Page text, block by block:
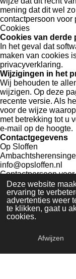
Deze website
ervaring te
advertenties weer
te klikken, gaat u
cookies.
Afwijzen
mening dat dit wel
contactpersoon voor
Cookies
Cookies van derde
In het geval dat
maken van cookies
privacyverklaring.
Wijzigingen in het
Wij behouden te
wijzigen. Op deze
recente versie. Als
voor de wijze
met betrekking tot u
e-mail op de hoogte.
Contactgegevens
Op Sloffen
info@opsloffen.nl
Contactpersoon
Hadewich de Jong-
Home-Webshop-
Veelgestelde vragen
i
© 2024 Op Sloffen -